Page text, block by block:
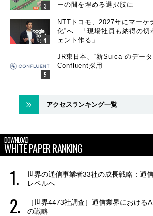
ーの間を埋める選択肢に
NTTドコモ、2027年にマーケ
化”へ 「現場社員も納得の切
ェント作る」
JR東日本、“新Suica”のデー
Confluent採用
アクセスランキング一覧
DOWNLOAD
WHITE PAPER RANKING
世界の通信事業者33社の成長戦略：通
レベルへ
［世界4473社調査］通信業界における
の戦略